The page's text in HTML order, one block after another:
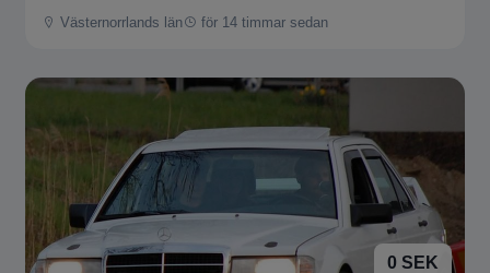
Västernorrlands län för 14 timmar sedan
0 SEK